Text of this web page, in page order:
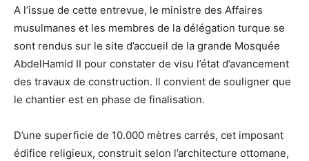
A l’issue de cette entrevue, le ministre des Affaires
musulmanes et les membres de la délégation turque se
sont rendus sur le site d’accueil de la grande Mosquée
AbdelHamid II pour constater de visu l’état d’avancement
des travaux de construction. Il convient de souligner que
le chantier est en phase de finalisation.
D’une superficie de 10.000 mètres carrés, cet imposant
édifice religieux, construit selon l’architecture ottomane,